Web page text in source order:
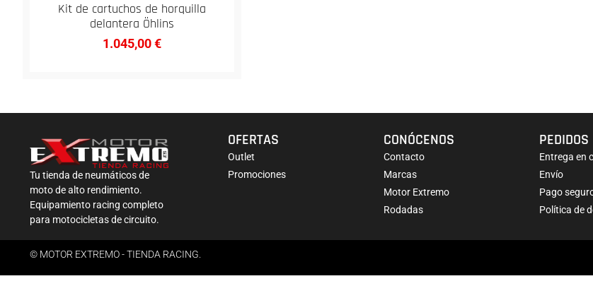
Kit de cartuchos de horquilla
delantera Öhlins
1.045,00€
Tu tienda de neumáticos de
moto de alto rendimiento.
Equipamiento racing completo
para motocicletas de circuito.
OFERTAS
Outlet
Promociones
CONÓCENOS
Contacto
Marcas
Motor Extremo
Rodadas
PEDIDOS
Entrega en
Envío
Pago
Política de
© MOTOR EXTREMO - TIENDA RACING.